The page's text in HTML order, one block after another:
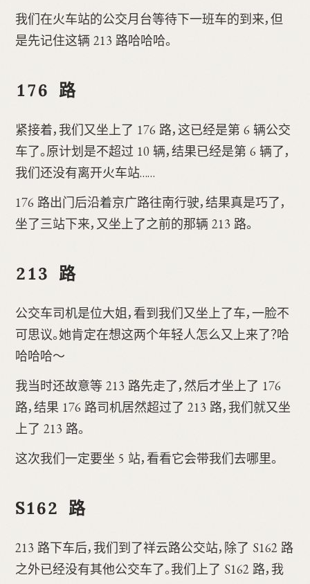
我们在火车站的公交月台等待下一班车的到来，但
是先记住这辆 213 路哈哈哈。
176 路
紧接着，我们又坐上了 176 路，这已经是第 6 辆公交
车了。原计划是不超过 10 辆，结果已经是第 6 辆了，
我们还没有离开火车站……
176 路出门后沿着京广路往南行驶，结果真是巧了，
坐了三站下来，又坐上了之前的那辆 213 路。
213 路
公交车司机是位大姐，看到我们又坐上了车，一脸不
可思议。她肯定在想这两个年轻人怎么又上来了？哈
哈哈哈～
我当时还故意等 213 路先走了，然后才坐上了 176
路，结果 176 路司机居然超过了 213 路，我们就又坐
上了 213 路。
这次我们一定要坐 5 站，看看它会带我们去哪里。
S162 路
213 路下车后，我们到了祥云路公交站，除了 S162 路
之外已经没有其他公交车了。我们上了 S162 路，我